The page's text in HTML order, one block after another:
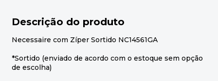
Descrição do produto
Necessaire com Zíper Sortido NC14561GA
*Sortido (enviado de acordo com o estoque sem opção
de escolha)